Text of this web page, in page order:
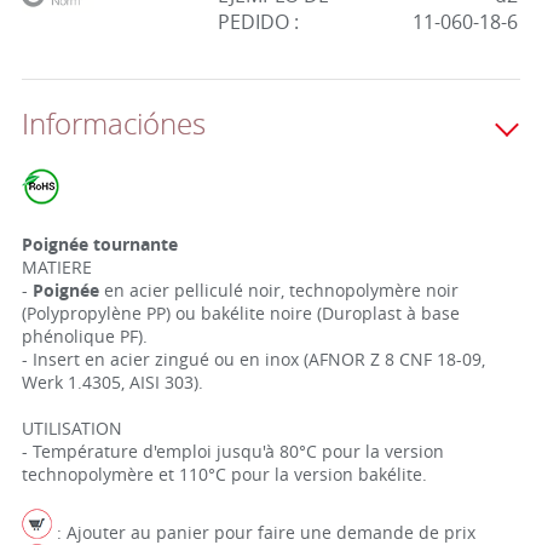
PEDIDO :
11-060-18-6
Informaciónes
Poignée tournante
MATIERE
- Poignéeen acier pelliculé noir, technopolymère noir
(Polypropylène PP) ou bakélite noire (Duroplast à base
phénolique PF).
- Insert en acier zingué ou en inox (AFNOR Z 8 CNF 18-09,
Werk 1.4305, AISI 303).
UTILISATION
- Température d'emploi jusqu'à 80°C pour la version
technopolymère et 110°C pour la version bakélite.
: Ajouter au panier pour faire une demande de prix